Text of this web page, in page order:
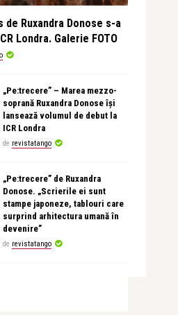
de Ruxandra Donose s-a
Londra. Galerie FOTO
„Pe:trecere” – Marea mezzo-
soprană Ruxandra Donose își
lansează volumul de debut la
ICR Londra
de revistatango
„Pe:trecere” de Ruxandra
Donose. „Scrierile ei sunt
stampe japoneze, tablouri care
surprind arhitectura umană în
devenire”
de revistatango